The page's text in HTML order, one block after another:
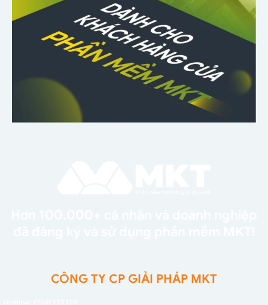
CÔNG TY CP GIẢI PHÁP MKT